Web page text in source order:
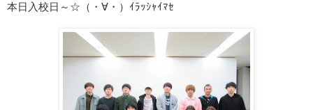
本日入校日～☆（・∀・）ｲﾗｯｼｬｲﾏｾ